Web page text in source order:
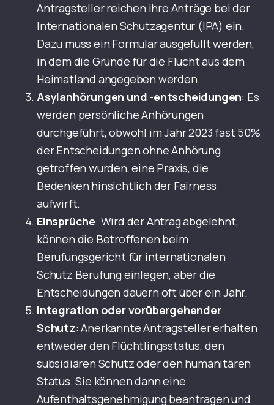
Antragsteller reichen ihre Anträge bei der
Internationalen Schutzagentur (IPA) ein.
Dazu muss ein Formular ausgefüllt werden,
in dem die Gründe für die Flucht aus dem
Heimatland angegeben werden.
Asylanhörungen und -entscheidungen: Es
werden persönliche Anhörungen
durchgeführt, obwohl im Jahr 2023 fast 50%
der Entscheidungen ohne Anhörung
getroffen wurden, eine Praxis, die
Bedenken hinsichtlich der Fairness
aufwirft.
Einsprüche: Wird der Antrag abgelehnt,
können die Betroffenen beim
Berufungsgericht für internationalen
Schutz Berufung einlegen, aber die
Entscheidungen dauern oft über ein Jahr.
Integration oder vorübergehender
Schutz: Anerkannte Antragsteller erhalten
entweder den Flüchtlingsstatus, den
subsidiären Schutz oder den humanitären
Status. Sie können dann eine
Aufenthaltsgenehmigung beantragen und